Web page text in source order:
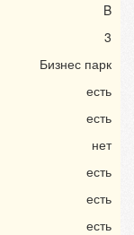
B
3
Бизнес парк
есть
есть
нет
есть
есть
есть